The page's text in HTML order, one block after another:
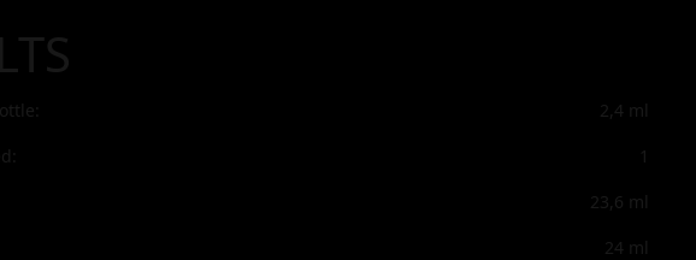
2,4 ml
1
23,6 ml
24 ml